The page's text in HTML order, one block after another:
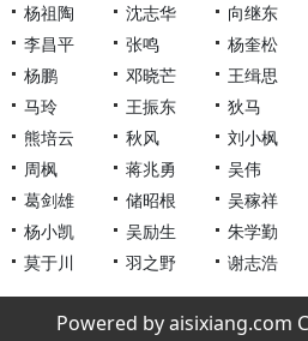
杨祖陶
沈志华 向继东
李昌平
张鸣 杨奎松
杨鹏
邓晓芒 王缉思
马玲
王振东 狄马
熊培云
秋风 刘小枫
周枫
蒋兆勇 吴伟
葛剑雄
储昭根 吴稼祥
杨小凯
吴励生 朱学勤
莫于川
羽之野 谢志浩
Powered by aisixiang.com